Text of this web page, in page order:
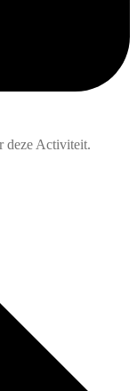
deze Activiteit.